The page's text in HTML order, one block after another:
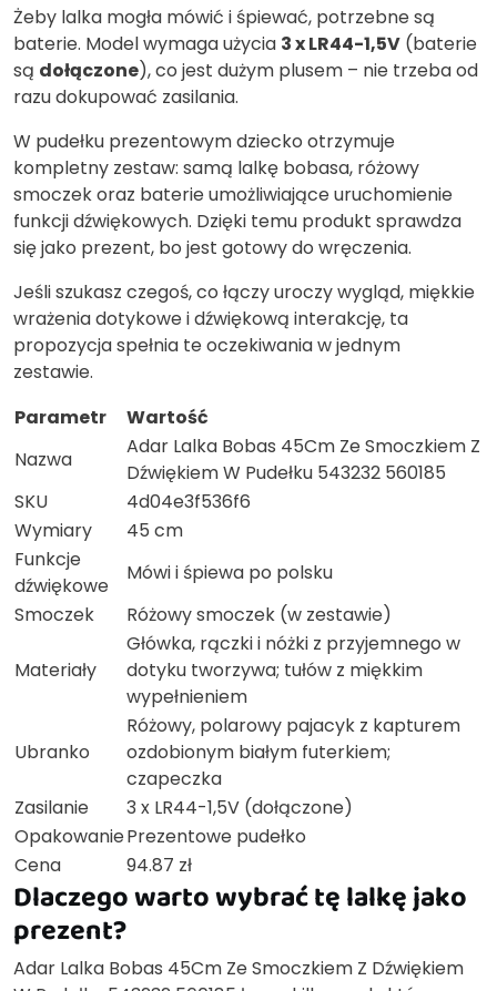
Żeby lalka mogła mówić i śpiewać, potrzebne są
baterie. Model wymaga użycia 3 x LR44-1,5V (baterie
są dołączone), co jest dużym plusem – nie trzeba od
razu dokupować zasilania.
W pudełku prezentowym dziecko otrzymuje
kompletny zestaw: samą lalkę bobasa, różowy
smoczek oraz baterie umożliwiające uruchomienie
funkcji dźwiękowych. Dzięki temu produkt sprawdza
się jako prezent, bo jest gotowy do wręczenia.
Jeśli szukasz czegoś, co łączy uroczy wygląd, miękkie
wrażenia dotykowe i dźwiękową interakcję, ta
propozycja spełnia te oczekiwania w jednym
zestawie.
Parametr
Wartość
Nazwa
Adar Lalka Bobas 45Cm Ze Smoczkiem Z
Dźwiękiem W Pudełku 543232 560185
SKU
4d04e3f536f6
Wymiary
45 cm
Funkcje
dźwiękowe
Mówi i śpiewa po polsku
Smoczek
Różowy smoczek (w zestawie)
Materiały
Główka, rączki i nóżki z przyjemnego w
dotyku tworzywa; tułów z miękkim
wypełnieniem
Ubranko
Różowy, polarowy pajacyk z kapturem
ozdobionym białym futerkiem;
czapeczka
Zasilanie
3 x LR44-1,5V (dołączone)
OpakowaniePrezentowe pudełko
Cena
94.87 zł
Dlaczego warto wybrać tę lalkę jako
prezent?
Adar Lalka Bobas 45Cm Ze Smoczkiem Z Dźwiękiem